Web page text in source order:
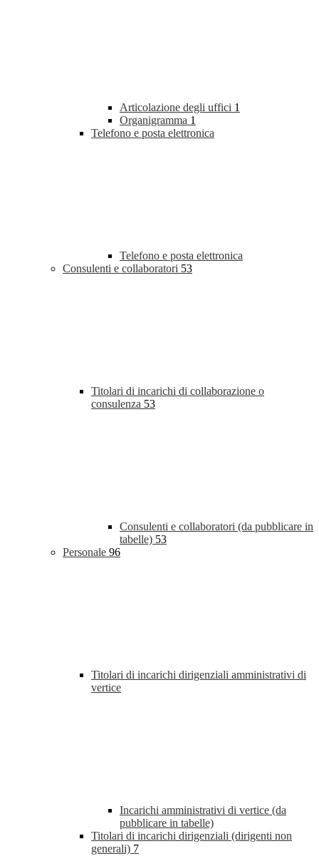
Articolazione degli uffici 1
Organigramma 1
Telefono e posta elettronica
Telefono e posta elettronica
Consulenti e collaboratori 53
Titolari di incarichi di collaborazione o
consulenza 53
Consulenti e collaboratori (da pubblicare in
tabelle) 53
Personale 96
Titolari di incarichi dirigenziali amministrativi di
vertice
Incarichi amministrativi di vertice (da
pubblicare in tabelle)
Titolari di incarichi dirigenziali (dirigenti non
generali) 7